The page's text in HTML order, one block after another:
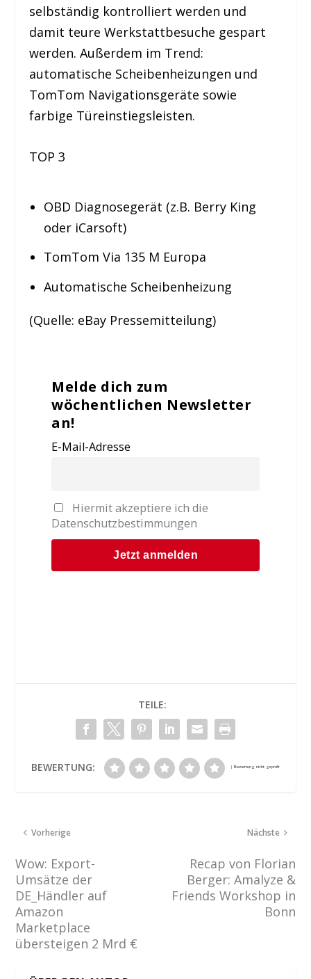
selbständig kontrolliert werden und
damit teure Werkstattbesuche gespart
werden. Außerdem im Trend:
automatische Scheibenheizungen und
TomTom Navigationsgeräte sowie
farbige Türeinstiegsleisten.
TOP 3
OBD Diagnosegerät (z.B. Berry King
oder iCarsoft)
TomTom Via 135 M Europa
Automatische Scheibenheizung
(Quelle: eBay Pressemitteilung)
Melde dich zum
wöchentlichen Newsletter
an!
E-Mail-Adresse
Hiermit akzeptiere ich die
Datenschutzbestimmungen
TEILE:
BEWERTUNG:
Vorherige
Wow: Export-
Umsätze der
DE_Händler auf
Amazon
Marketplace
übersteigen 2 Mrd €
Nächste
Recap von Florian
Berger: Amalyze &
Friends Workshop in
Bonn